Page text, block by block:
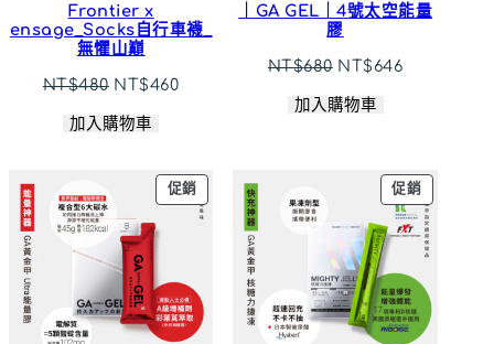
Frontier x
ensage_Socks自行車襪_
無懼山巔
NT$480 原
價
NT$480。
NT$460目
NT$460。
加入購物車
｜GA GEL｜4號太空能量
膠
NT$680 原
價
NT$646目
加入購物車
促銷特
價
促銷特
價
商
品